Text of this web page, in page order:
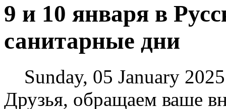
9 и 10 января в
санитарные дни
Sunday, 05 January 2025
Друзья, обращаем ваше